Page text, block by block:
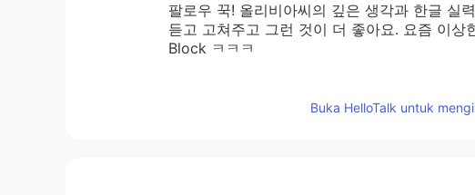
팔로우 꾹! 올리비아씨의 깊은 생각과 한글 실
듣고 고쳐주고 그런 것이 더 좋아요. 요즘 이
Block ㅋㅋㅋ
Buka HelloTalk untuk